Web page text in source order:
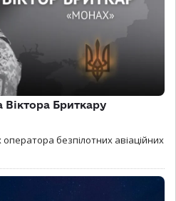
Бриткару
безпілотних авіаційних